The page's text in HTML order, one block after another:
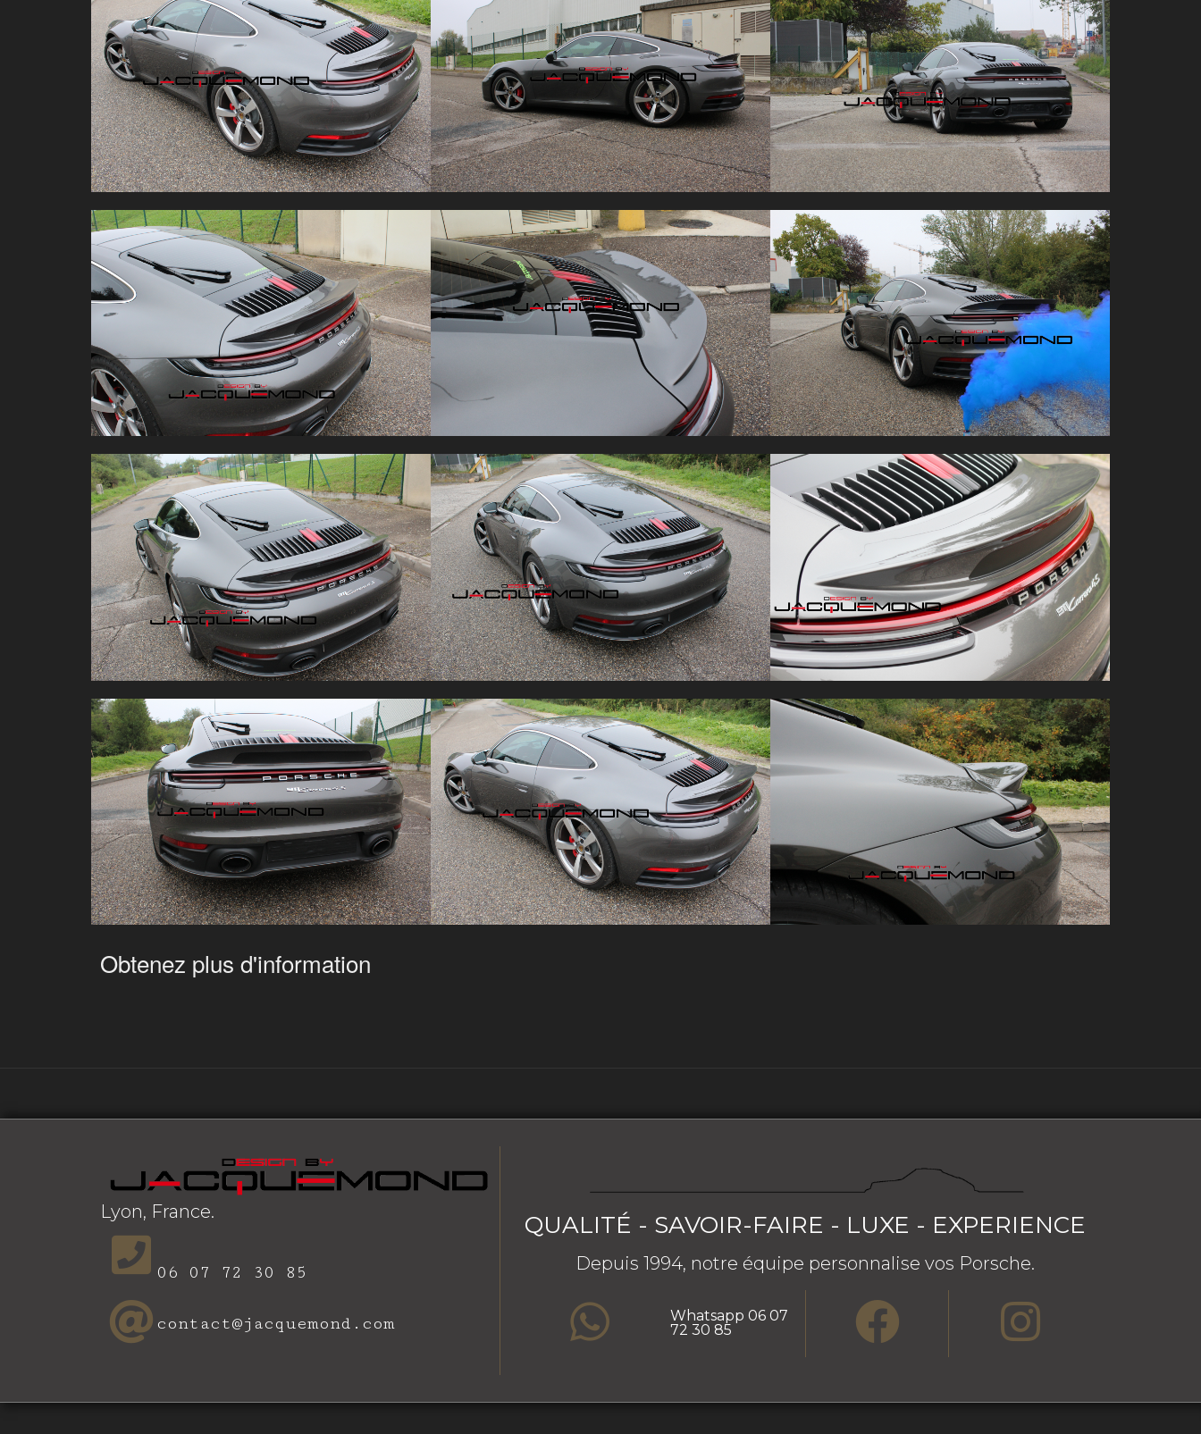
Obtenez plus d'information
Lyon, France.
06 07 72 30 85
contact@jacquemond.com
QUALITÉ - SAVOIR-FAIRE - LUXE - EXPERIENCE
Depuis 1994, notre équipe personnalise vos Porsche.
Whatsapp 06 07
72 30 85